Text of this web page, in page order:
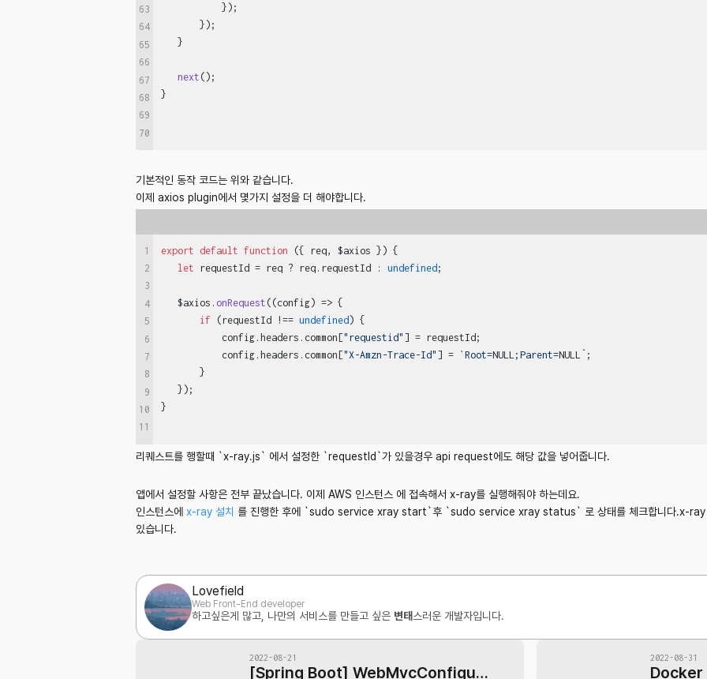
63
64
65
66
67
68
69
70
           });
       });
   }
next ();
기본적인 동작 코드는 위와 같습니다.
이제 axios plugin에서 몇가지 설정을 더 해야합니다.
1
2
3
4
5
6
7
8
9
10
11
export default function ({ req, $axios } ) {
let requestId = req ? req. requestId : undefined;
   $axios.
onRequest ( (config) => {
if (requestId !== undefined) {
           config.
headers . common["requestid" ] = requestId;
           config.
headers . common["X-Amzn-Trace-Id" ] = `Root=NULL ;Parent=NULL ` ;
       }
   });
리퀘스트를 행할때 `x-ray.js` 에서 설정한 `requestId`가 있을경우 api request에도 해당 값을 넣어줍니다.
앱에서 설정할 사항은 전부 끝났습니다. 이제 AWS 인스턴스 에 접속해서 x-ray를 실행해줘야 하는데요.
인스턴스에 x-ray 설치 를 진행한 후에 `sudo service xray start`후 `sudo service xray status` 로 상태를 체크합니다.x-ray
있습니다.
Lovefield
Web Front-End developer
하고싶은게 많고, 나만의 서비스를 만들고 싶은 변태스러운 개발자입니다.
2022-08-21
[Spring Boot] WebMvcConfigurer로 설정 자동화 추가하기
2022-08-31